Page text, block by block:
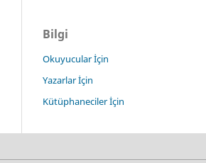
Bilgi
Okuyucular İçin
Yazarlar İçin
Kütüphaneciler İçin